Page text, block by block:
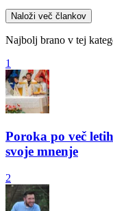
Naloži več člankov
Najbolj brano v tej
1
Poroka po več
svoje mnenje
2